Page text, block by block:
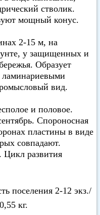
стволик.
мощный конус.
2-15 м, на
у защищенных и
Образует
вид.
и половое.
Спороносная
пластины в виде
совпадают.
Цикл развития
поселения 2-12 экз./
кг.